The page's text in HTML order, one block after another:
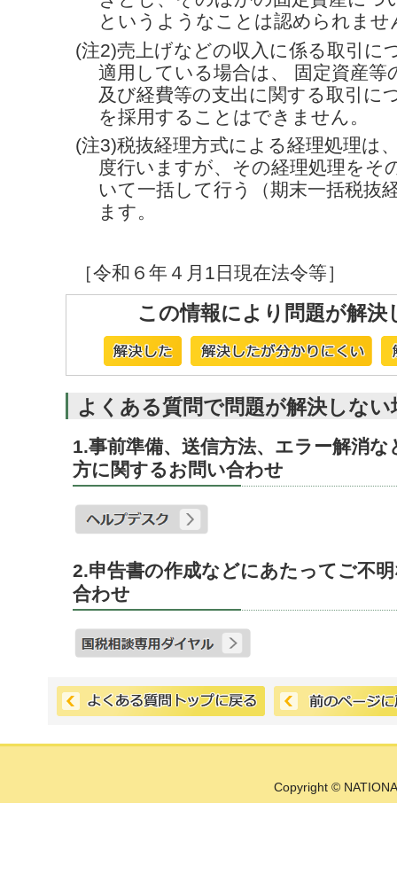
というようなことは認められませ
(注2)売上げなどの収入に係る取引に
適用している場合は、 固定資産等
及び経費等の支出に関する取引に
を採用することはできません。
(注3)税抜経理方式による経理処理は
度行いますが、その経理処理をそ
いて一括して行う（期末一括税抜
ます。
［令和６年４月1日現在法令等］
この情報により問題が解決
よくある質問で問題が解決しな
1.事前準備、送信方法、エラー解消
方に関するお問い合わせ
2.申告書の作成などにあたってご不
合わせ
Copyright ©